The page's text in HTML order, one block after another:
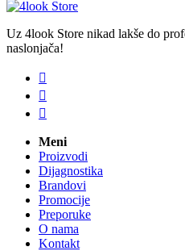
Uz 4look Store nikad lakše do
naslonjača!



Meni
Proizvodi
Dijagnostika
Brandovi
Promocije
Preporuke
O nama
Kontakt